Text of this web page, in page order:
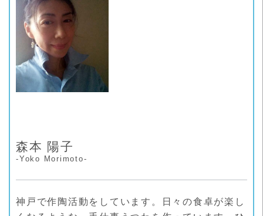
森本 陽子
-Yoko Morimoto-
神戸で作陶活動をしています。日々の食卓が楽し